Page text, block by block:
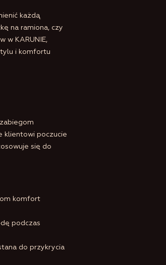
każdą
na ramiona, czy
w KARUNIE,
i komfortu
klientowi poczucie
się do
komfort
podczas
do przykrycia